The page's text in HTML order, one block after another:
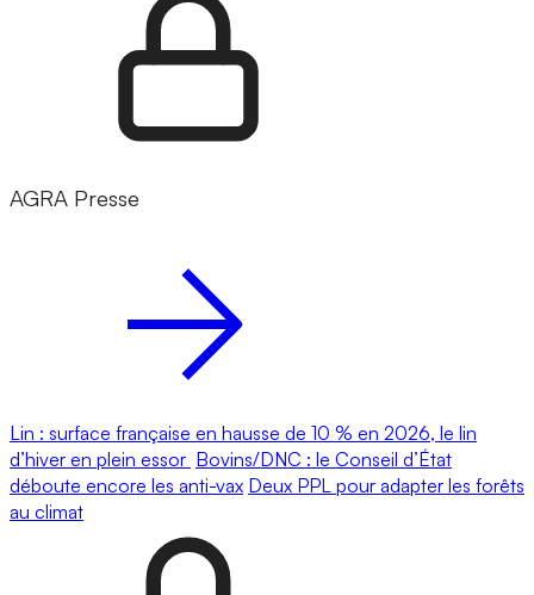
AGRA Presse
Lin : surface française en hausse de 10 % en 2026, le lin
d’hiver en plein essor Bovins/DNC : le Conseil d’État
déboute encore les anti-vax Deux PPL pour adapter les forêts
au climat